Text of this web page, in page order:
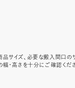
サイズ、必要な搬入間口の
幅・高さを十分にご確認くだ